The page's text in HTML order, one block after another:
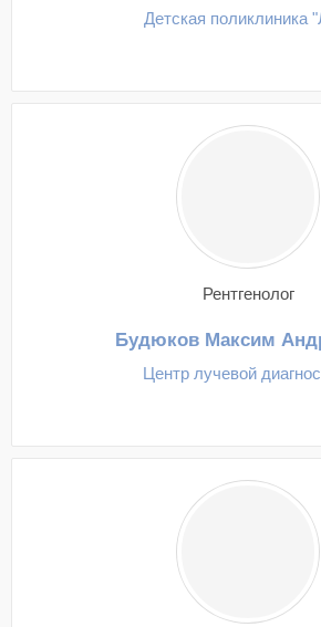
Детская поликлиника
Рентгенолог
Будюков Максим
Центр лучевой